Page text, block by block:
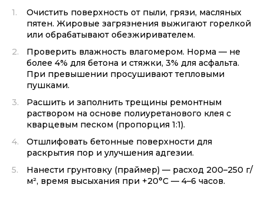
Очистить поверхность от пыли, грязи, масляных
пятен. Жировые загрязнения выжигают горелкой
или обрабатывают обезжиривателем.
Проверить влажность влагомером. Норма — не
более 4% для бетона и стяжки, 3% для асфальта.
При превышении просушивают тепловыми
пушками.
Расшить и заполнить трещины ремонтным
раствором на основе полиуретанового клея с
кварцевым песком (пропорция 1:1).
Отшлифовать бетонные поверхности для
раскрытия пор и улучшения адгезии.
Нанести грунтовку (праймер) — расход 200–250 г/
м², время высыхания при +20°C — 4–6 часов.